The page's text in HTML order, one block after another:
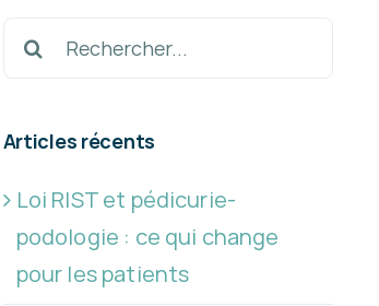
Rechercher:
Articles récents
Loi RIST et pédicurie-
podologie : ce qui change
pour les patients